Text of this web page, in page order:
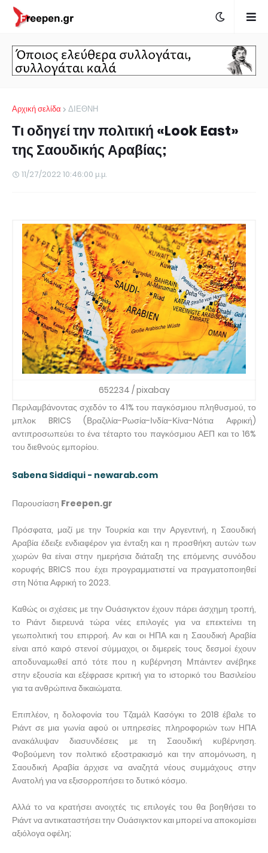
Αρχική σελίδα ΔΙΕΘΝΗ
Τι οδηγεί την πολιτική «Look East»
της Σαουδικής Αραβίας;
11/27/2022 10:46:00 μ.μ.
652234 / pixabay
Περιλαμβάνοντας σχεδόν το 41% ​​του παγκόσμιου πληθυσμού, το
μπλοκ BRICS (Βραζιλία-Ρωσία-Ινδία-Κίνα-Νότια Αφρική)
αντιπροσωπεύει το ένα τέταρτο του παγκόσμιου ΑΕΠ και το 16%
του διεθνούς εμπορίου.
Sabena Siddiqui - newarab.com
Παρουσίαση Freepen.gr
Πρόσφατα, μαζί με την Τουρκία και την Αργεντινή, η Σαουδική
Αραβία έδειξε ενδιαφέρον για ένταξη και η προσθήκη αυτών των
χωρών θα είναι στην ημερήσια διάταξη της επόμενης συνόδου
κορυφής BRICS που έχει προγραμματιστεί να πραγματοποιηθεί
στη Νότια Αφρική το 2023.
Καθώς οι σχέσεις με την Ουάσιγκτον έχουν πάρει άσχημη τροπή,
το Ριάντ διερευνά τώρα νέες επιλογές για να επεκτείνει τη
γεωπολιτική του επιρροή. Αν και οι ΗΠΑ και η Σαουδική Αραβία
είναι από καιρό στενοί σύμμαχοι, οι διμερείς τους δεσμοί έχουν
αποδυναμωθεί από τότε που η κυβέρνηση Μπάιντεν ανέβηκε
στην εξουσία και εξέφρασε κριτική για το ιστορικό του Βασιλείου
για τα ανθρώπινα δικαιώματα.
Επιπλέον, η δολοφονία του Τζαμάλ Κασόγκι το 2018 έβαλε το
Ριάντ σε μια γωνία αφού οι υπηρεσίες πληροφοριών των ΗΠΑ
ανακάλυψαν διασυνδέσεις με τη Σαουδική κυβέρνηση.
Φοβούμενη τον πολιτικό εξοστρακισμό και την απομόνωση, η
Σαουδική Αραβία άρχισε να αναζητά νέους συμμάχους στην
Ανατολή για να εξισορροπήσει το δυτικό κόσμο.
Αλλά το να κρατήσει ανοιχτές τις επιλογές του θα βοηθήσει το
Ριάντ να αντικαταστήσει την Ουάσιγκτον και μπορεί να αποκομίσει
αξιόλογα οφέλη;